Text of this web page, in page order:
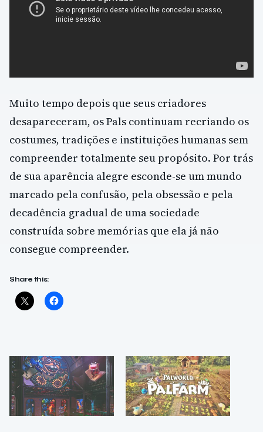
Muito tempo depois que seus criadores
desapareceram, os Pals continuam recriando os
costumes, tradições e instituições humanas sem
compreender totalmente seu propósito. Por trás
de sua aparência alegre esconde-se um mundo
marcado pela confusão, pela obsessão e pela
decadência gradual de uma sociedade
construída sobre memórias que ela já não
consegue compreender.
Share this: